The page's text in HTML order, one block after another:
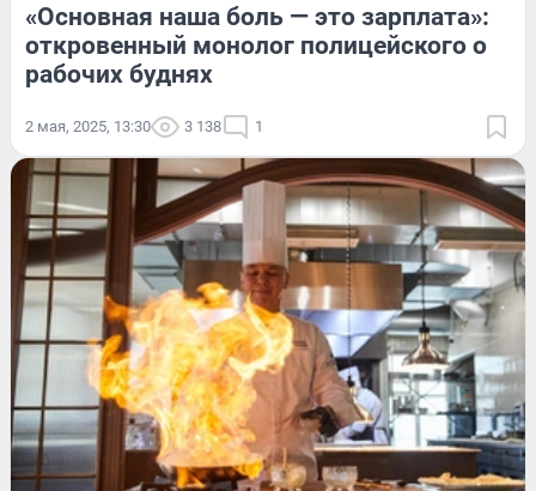
«Основная наша боль — это зарплата»:
откровенный монолог полицейского о
рабочих буднях
2 мая, 2025, 13:30 3 138 1